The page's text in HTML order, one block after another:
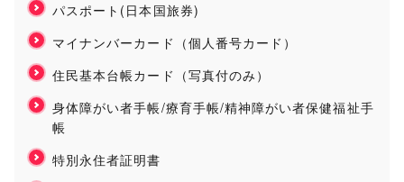
パスポート(日本国旅券)
マイナンバーカード（個人番号カード）
住民基本台帳カード（写真付のみ）
身体障がい者手帳/療育手帳/精神障がい者保健福祉手
帳
特別永住者証明書